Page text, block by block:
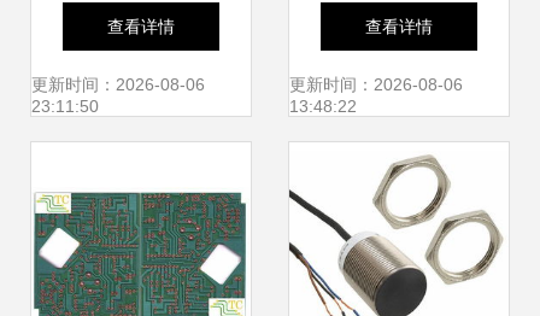
电管BS0640N-C的
技术解析与应用指
查看详情
更新时间：2026-08-06
23:11:50
指南 符号、实物、
命名规则与厂商一
览
查看详情
更新时间：2026-08-06
13:48:22